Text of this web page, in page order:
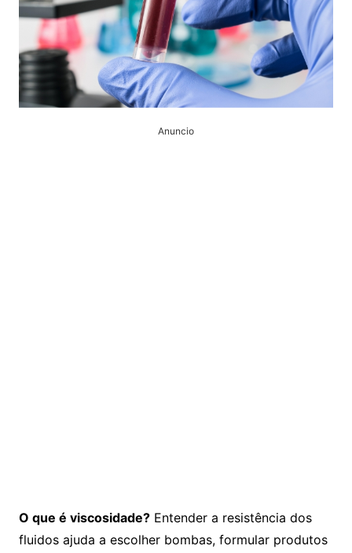
Anuncio
O que é viscosidade?Entender a resistência dos
fluidos ajuda a escolher bombas, formular produtos